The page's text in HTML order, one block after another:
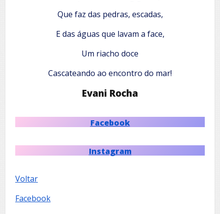
Que faz das pedras, escadas,
E das águas que lavam a face,
Um riacho doce
Cascateando ao encontro do mar!
Evani Rocha
Facebook
Instagram
Voltar
Facebook